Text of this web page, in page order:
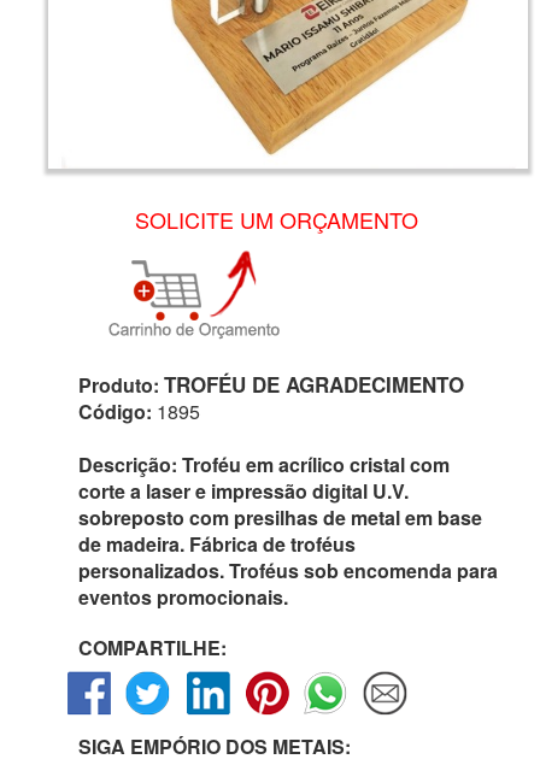
SOLICITE UM ORÇAMENTO
Produto: TROFÉU DE AGRADECIMENTO
Código: 1895
Descrição: Troféu em acrílico cristal com
corte a laser e impressão digital U.V.
sobreposto com presilhas de metal em base
de madeira. Fábrica de troféus
personalizados. Troféus sob encomenda para
eventos promocionais.
COMPARTILHE:
SIGA EMPÓRIO DOS METAIS: